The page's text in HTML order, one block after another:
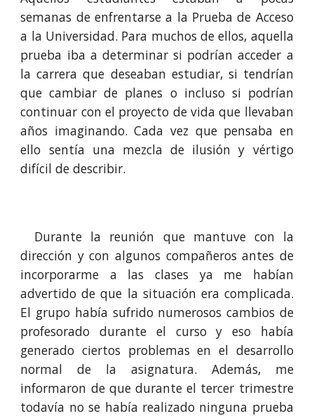
semanas de enfrentarse a la Prueba de Acceso
a la Universidad. Para muchos de ellos, aquella
prueba iba a determinar si podrían acceder a
la carrera que deseaban estudiar, si tendrían
que cambiar de planes o incluso si podrían
continuar con el proyecto de vida que llevaban
años imaginando. Cada vez que pensaba en
ello sentía una mezcla de ilusión y vértigo
difícil de describir.
Durante la reunión que mantuve con la
dirección y con algunos compañeros antes de
incorporarme a las clases ya me habían
advertido de que la situación era complicada.
El grupo había sufrido numerosos cambios de
profesorado durante el curso y eso había
generado ciertos problemas en el desarrollo
normal de la asignatura. Además, me
informaron de que durante el tercer trimestre
todavía no se había realizado ninguna prueba